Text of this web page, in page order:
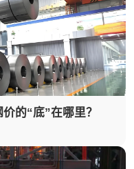
的“底”在哪里？